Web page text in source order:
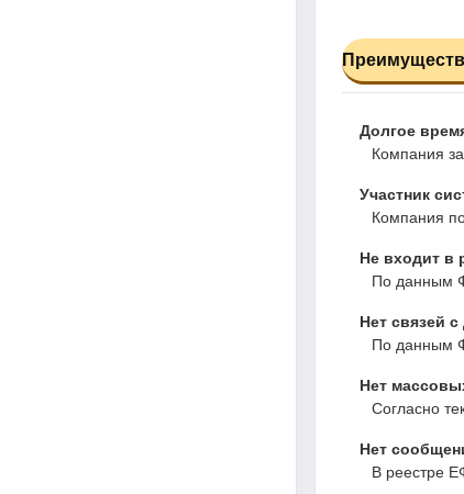
Долгое
Компания
Участник
Компания
Не входит в
По данным
Нет связей
По данным
Нет
Согласно
Нет
В реестре